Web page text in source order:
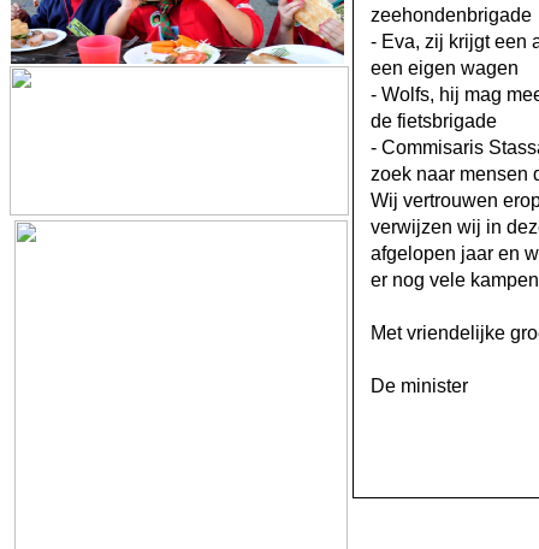
zeehondenbrigade
- Eva, zij krijgt een
een eigen wagen
- Wolfs, hij mag
de fietsbrigade
- Commisaris
zoek naar mensen
Wij vertrouwen
verwijzen wij in
afgelopen jaar en
er nog vele
Met vriendelijke
De minister